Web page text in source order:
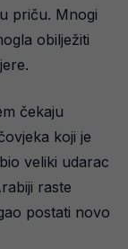
priču. Mnogi
obilježiti
čekaju
koji je
veliki udarac
raste
postati novo